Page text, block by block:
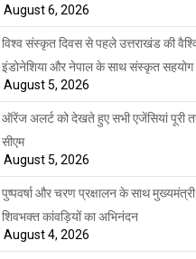
August 6, 2026
विश्व संस्कृत दिवस से पहले उत्तराखंड की
इंडोनेशिया और नेपाल के साथ संस्कृत सहयोग
August 5, 2026
ऑरेंज अलर्ट को देखते हुए सभी एजेंसियां पूरी
सीएम
August 5, 2026
पुष्पवर्षा और चरण प्रक्षालन के साथ
शिवभक्त कांवड़ियों का अभिनंदन
August 4, 2026